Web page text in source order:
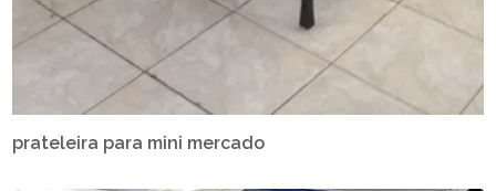
prateleira para mini mercado